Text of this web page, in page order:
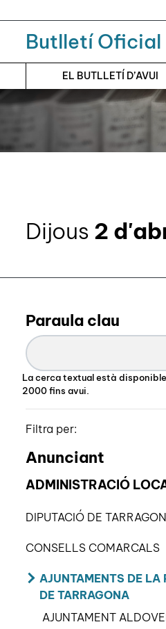
Butlletí Oficial
EL BUTLLETÍ D’AVUI
Dijous 2
Paraula clau
La cerca textual està disponible
2000 fins avui.
Filtra per:
Anunciant
ADMINISTRACIÓ
DIPUTACIÓ DE
CONSELLS COMARCALS
AJUNTAMENTS DE LA
DE TARRAGONA
AJUNTAMENT